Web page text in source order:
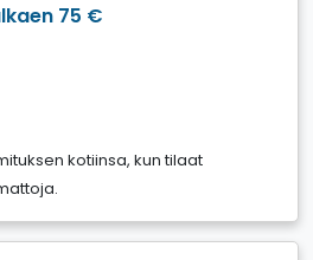
75 €
kotiinsa, kun tilaat